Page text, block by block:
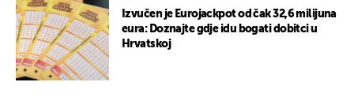
Izvučen je Eurojackpot od čak 32,6 milijuna
eura: Doznajte gdje idu bogati dobitci u
Hrvatskoj